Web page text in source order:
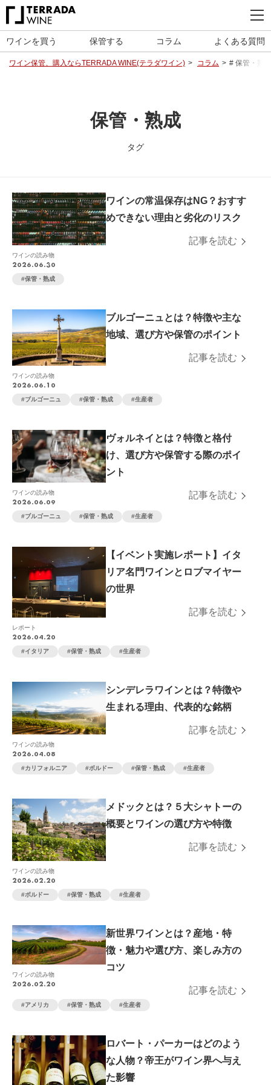
ワインを買う 保管する コラム よくある質問
ワイン保管、購入ならTERRADA WINE(テラダワイン) コラム # 保管・熟成
保管・熟成
タグ
ワインの読み物
2026.06.30
ワインの常温保存はNG？おすす
めできない理由と劣化のリスク
記事を読む
保管・熟成
ワインの読み物
2026.06.10
ブルゴーニュとは？特徴や主な
地域、選び方や保管のポイント
記事を読む
ブルゴーニュ 保管・熟成 生産者
ワインの読み物
2026.06.09
ヴォルネイとは？特徴と格付
け、選び方や保管する際のポイ
ント
記事を読む
ブルゴーニュ 保管・熟成 生産者
レポート
2026.04.20
【イベント実施レポート】イタ
リア名門ワインとロブマイヤー
の世界
記事を読む
イタリア 保管・熟成 生産者
ワインの読み物
2026.04.08
シンデレラワインとは？特徴や
生まれる理由、代表的な銘柄
記事を読む
カリフォルニア ボルドー 保管・熟成 生産者
ワインの読み物
2026.02.20
メドックとは？５大シャトーの
概要とワインの選び方や特徴
記事を読む
ボルドー 保管・熟成 生産者
ワインの読み物
2026.02.20
新世界ワインとは？産地・特
徴・魅力や選び方、楽しみ方の
コツ
記事を読む
アメリカ 保管・熟成 生産者
ロバート・パーカーはどのよう
な人物？帝王がワイン界へ与え
た影響